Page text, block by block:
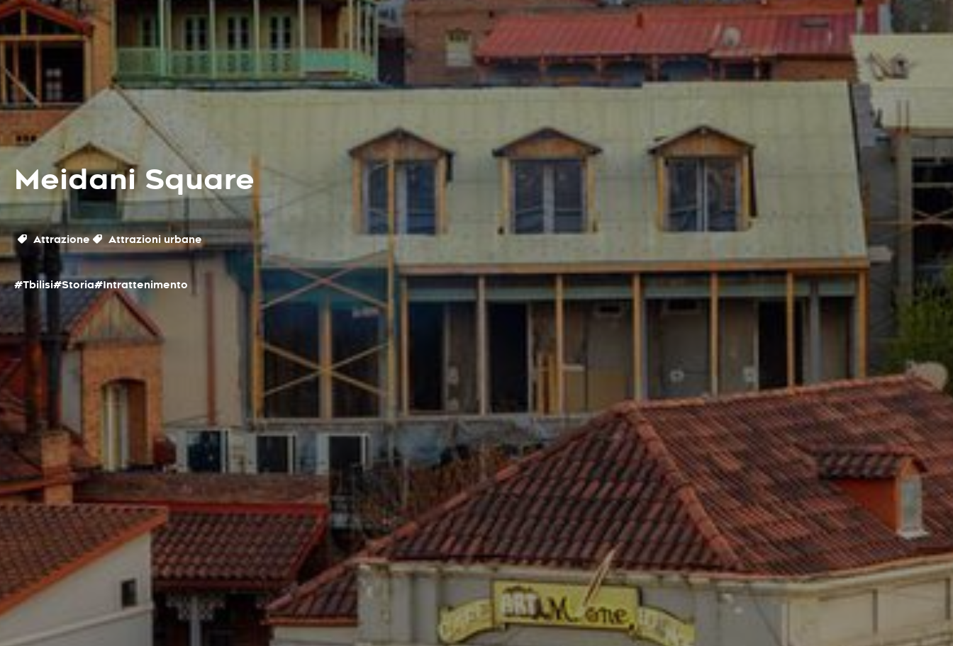
Meidani Square
Attrazione Attrazioni urbane
#Tbilisi#Storia#Intrattenimento